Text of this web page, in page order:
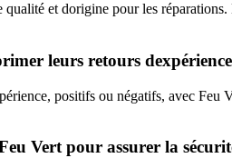
qualité et dorigine pour les
leurs retours
positifs ou négatifs, avec
Vert pour assurer la